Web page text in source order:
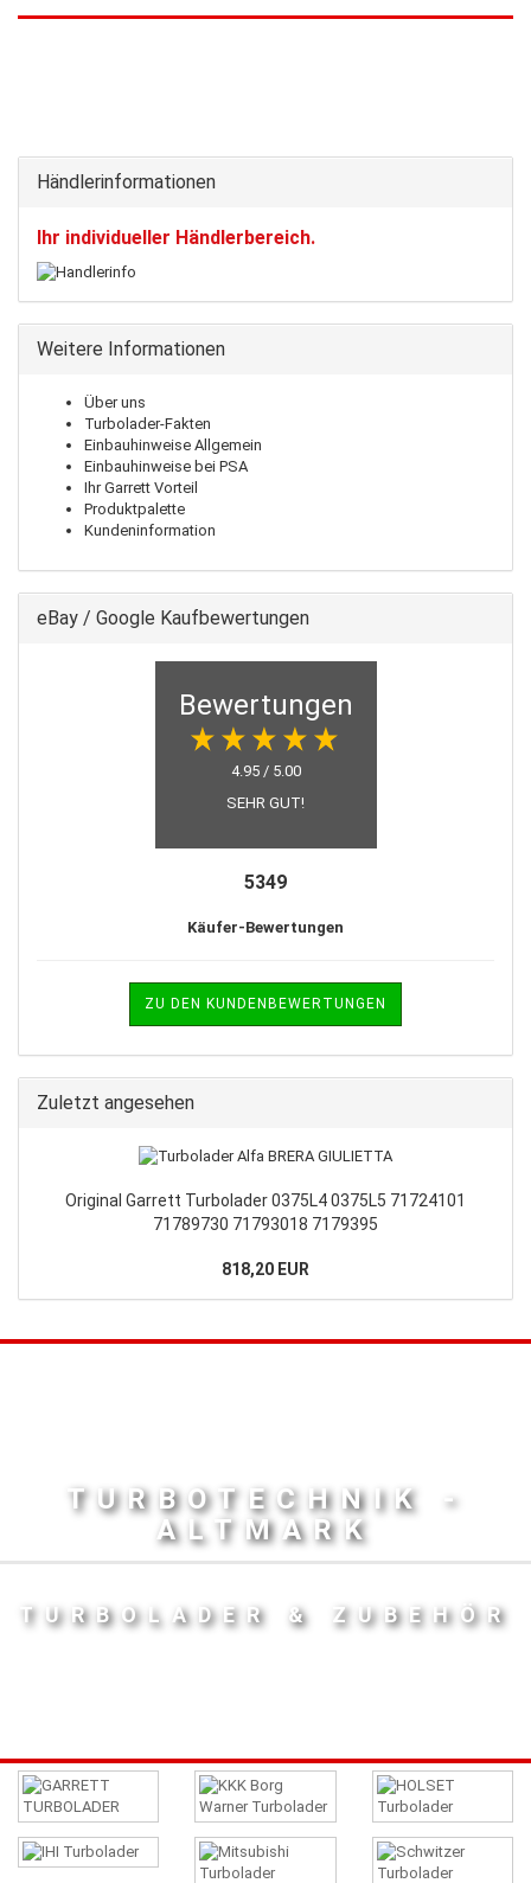
Händlerinformationen
Ihr individueller Händlerbereich.
Weitere Informationen
Über uns
Turbolader-Fakten
Einbauhinweise Allgemein
Einbauhinweise bei PSA
Ihr Garrett Vorteil
Produktpalette
Kundeninformation
eBay / Google Kaufbewertungen
Bewertungen
4.95 / 5.00
SEHR GUT!
5349
Käufer-Bewertungen
ZU DEN KUNDENBEWERTUNGEN
Zuletzt angesehen
Original Garrett Turbolader 0375L4 0375L5 71724101
71789730 71793018 7179395
818,20 EUR
TURBOTECHNIK -
ALTMARK
TURBOLADER & ZUBEHÖR